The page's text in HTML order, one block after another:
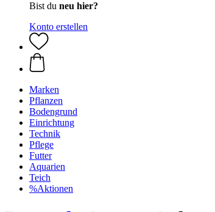
Bist du neu hier?
Konto erstellen
Marken
Pflanzen
Bodengrund
Einrichtung
Technik
Pflege
Futter
Aquarien
Teich
%Aktionen